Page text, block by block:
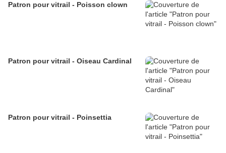
Patron pour vitrail - Poisson clown
Patron pour vitrail - Oiseau Cardinal
Patron pour vitrail - Poinsettia